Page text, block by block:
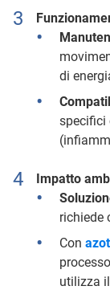
di
specifici
Impatto
richiede
Con
utilizza